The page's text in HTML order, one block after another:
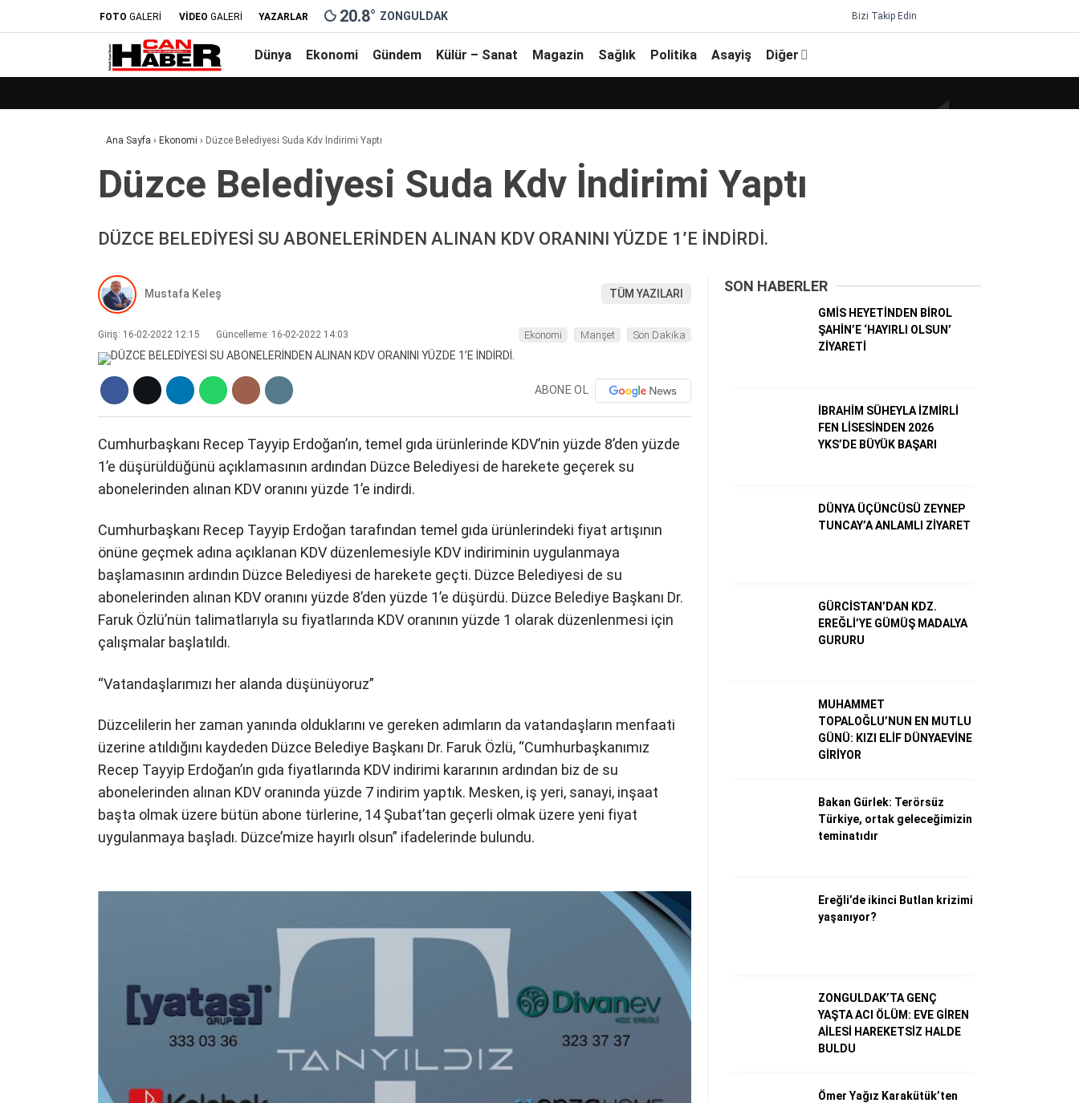
Ekonomi
Magazin
Asayiş
Facebook
FOTO GALERİ VİDEO GALERİ YAZARLAR 20.8° ZONGULDAK Bizi Takip Edin
Dünya Ekonomi Gündem Külür – Sanat Magazin Sağlık Politika Asayiş Diğer
Ana Sayfa › Ekonomi › Düzce Beledi̇yesi̇ Suda Kdv İndi̇ri̇mi̇ Yaptı
Düzce Beledi̇yesi̇ Suda Kdv İndi̇ri̇mi̇ Yaptı
DÜZCE BELEDİYESİ SU ABONELERİNDEN ALINAN KDV ORANINI YÜZDE 1’E İNDİRDİ.
Mustafa Keleş TÜM YAZILARI
Giriş: 16-02-2022 12:15 Güncelleme: 16-02-2022 14:03 Ekonomi Manşet Son Dakika
ABONE OL
Cumhurbaşkanı Recep Tayyip Erdoğan’ın, temel gıda ürünlerinde KDV’nin yüzde 8’den yüzde
1’e düşürüldüğünü açıklamasının ardından Düzce Belediyesi de harekete geçerek su
abonelerinden alınan KDV oranını yüzde 1’e indirdi.
Cumhurbaşkanı Recep Tayyip Erdoğan tarafından temel gıda ürünlerindeki fiyat artışının
önüne geçmek adına açıklanan KDV düzenlemesiyle KDV indiriminin uygulanmaya
başlamasının ardındın Düzce Belediyesi de harekete geçti. Düzce Belediyesi de su
abonelerinden alınan KDV oranını yüzde 8’den yüzde 1’e düşürdü. Düzce Belediye Başkanı Dr.
Faruk Özlü’nün talimatlarıyla su fiyatlarında KDV oranının yüzde 1 olarak düzenlenmesi için
çalışmalar başlatıldı.
“Vatandaşlarımızı her alanda düşünüyoruz”
Düzcelilerin her zaman yanında olduklarını ve gereken adımların da vatandaşların menfaati
üzerine atıldığını kaydeden Düzce Belediye Başkanı Dr. Faruk Özlü, “Cumhurbaşkanımız
Recep Tayyip Erdoğan’ın gıda fiyatlarında KDV indirimi kararının ardından biz de su
abonelerinden alınan KDV oranında yüzde 7 indirim yaptık. Mesken, iş yeri, sanayi, inşaat
başta olmak üzere bütün abone türlerine, 14 Şubat’tan geçerli olmak üzere yeni fiyat
uygulanmaya başladı. Düzce’mize hayırlı olsun” ifadelerinde bulundu.
SON HABERLER
GMİS HEYETİNDEN BİROL
ŞAHİN’E ‘HAYIRLI OLSUN’
ZİYARETİ
İBRAHİM SÜHEYLA İZMİRLİ
FEN LİSESİNDEN 2026
YKS’DE BÜYÜK BAŞARI
DÜNYA ÜÇÜNCÜSÜ ZEYNEP
TUNCAY’A ANLAMLI ZİYARET
GÜRCİSTAN’DAN KDZ.
EREĞLİ’YE GÜMÜŞ MADALYA
GURURU
MUHAMMET
TOPALOĞLU’NUN EN MUTLU
GÜNÜ: KIZI ELİF DÜNYAEVİNE
GİRİYOR
Bakan Gürlek: Terörsüz
Türkiye, ortak geleceğimizin
teminatıdır
Ereğli’de ikinci Butlan krizimi
yaşanıyor?
ZONGULDAK’TA GENÇ
YAŞTA ACI ÖLÜM: EVE GİREN
AİLESİ HAREKETSİZ HALDE
BULDU
Ömer Yağız Karakütük’ten